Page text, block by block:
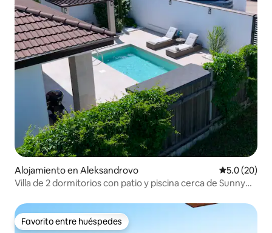
Alojamiento en Aleksandrovo Calificación
5.0 (20)
Villa de 2 dormitorios con patio y piscina cerca de Sunny
Favorito entre huéspedes
Favorito entre huéspedes